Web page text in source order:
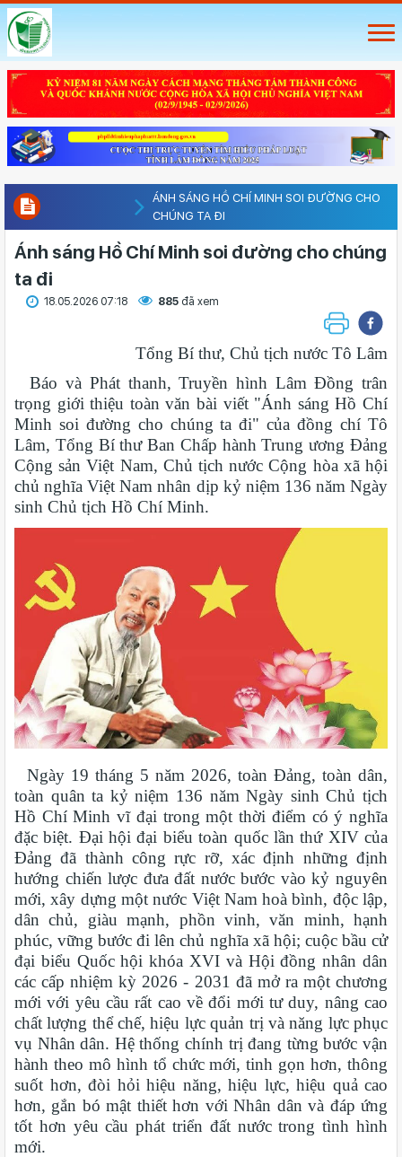
ÁNH SÁNG HỒ CHÍ MINH SOI ĐƯỜNG CHO
CHÚNG TA ĐI
Ánh sáng Hồ Chí Minh soi đường cho chúng
ta đi
18.05.2026 07:18 885 đã xem
Tổng Bí thư, Chủ tịch nước Tô Lâm
Báo và Phát thanh, Truyền hình Lâm Đồng trân
trọng giới thiệu toàn văn bài viết "Ánh sáng Hồ Chí
Minh soi đường cho chúng ta đi" của đồng chí Tô
Lâm, Tổng Bí thư Ban Chấp hành Trung ương Đảng
Cộng sản Việt Nam, Chủ tịch nước Cộng hòa xã hội
chủ nghĩa Việt Nam nhân dịp kỷ niệm 136 năm Ngày
sinh Chủ tịch Hồ Chí Minh.
Ngày 19 tháng 5 năm 2026, toàn Đảng, toàn dân,
toàn quân ta kỷ niệm 136 năm Ngày sinh Chủ tịch
Hồ Chí Minh vĩ đại trong một thời điểm có ý nghĩa
đặc biệt. Đại hội đại biểu toàn quốc lần thứ XIV của
Đảng đã thành công rực rỡ, xác định những định
hướng chiến lược đưa đất nước bước vào kỷ nguyên
mới, xây dựng một nước Việt Nam hoà bình, độc lập,
dân chủ, giàu mạnh, phồn vinh, văn minh, hạnh
phúc, vững bước đi lên chủ nghĩa xã hội; cuộc bầu cử
đại biểu Quốc hội khóa XVI và Hội đồng nhân dân
các cấp nhiệm kỳ 2026 - 2031 đã mở ra một chương
mới với yêu cầu rất cao về đổi mới tư duy, nâng cao
chất lượng thể chế, hiệu lực quản trị và năng lực phục
vụ Nhân dân. Hệ thống chính trị đang từng bước vận
hành theo mô hình tổ chức mới, tinh gọn hơn, thông
suốt hơn, đòi hỏi hiệu năng, hiệu lực, hiệu quả cao
hơn, gắn bó mật thiết hơn với Nhân dân và đáp ứng
tốt hơn yêu cầu phát triển đất nước trong tình hình
mới.